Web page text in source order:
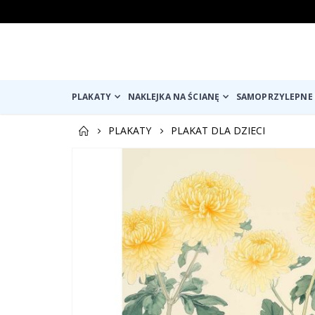
PLAKATY NAKLEJKA NA ŚCIANĘ
PLAKATY
PLAKAT DLA DZIECI